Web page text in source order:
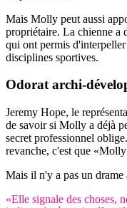
Mais Molly peut aussi
propriétaire. La chienne a
qui ont permis
disciplines sportives.
Odoratarchi-
Jeremy Hope, le
de savoir si Molly a déjà
secret professionnel
revanche, c'est que
Mais il n'y a pas un drame
«Elle signale des choses,